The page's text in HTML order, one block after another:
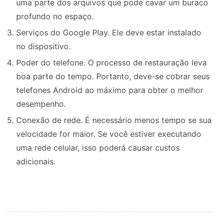
uma parte dos arquivos que pode cavar um buraco
profundo no espaço.
Serviços do Google Play. Ele deve estar instalado
no dispositivo.
Poder do telefone. O processo de restauração leva
boa parte do tempo. Portanto, deve-se cobrar seus
telefones Android ao máximo para obter o melhor
desempenho.
Conexão de rede. É necessário menos tempo se sua
velocidade for maior. Se você estiver executando
uma rede celular, isso poderá causar custos
adicionais.